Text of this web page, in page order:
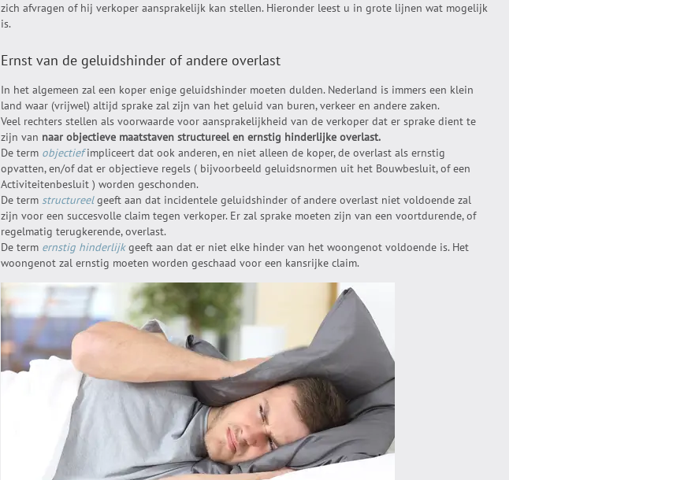
zich afvragen of hij verkoper aansprakelijk kan stellen. Hieronder leest u in grote lijnen wat mogelijk
is.
Ernst van de geluidshinder of andere overlast
In het algemeen zal een koper enige geluidshinder moeten dulden. Nederland is immers een klein
land waar (vrijwel) altijd sprake zal zijn van het geluid van buren, verkeer en andere zaken.
Veel rechters stellen als voorwaarde voor aansprakelijkheid van de verkoper dat er sprake dient te
zijn van naar objectieve maatstaven structureel en ernstig hinderlijke overlast.
De term objectiefimpliceert dat ook anderen, en niet alleen de koper, de overlast als ernstig
opvatten, en/of dat er objectieve regels ( bijvoorbeeld geluidsnormen uit het Bouwbesluit, of een
Activiteitenbesluit ) worden geschonden.
De term structureelgeeft aan dat incidentele geluidshinder of andere overlast niet voldoende zal
zijn voor een succesvolle claim tegen verkoper. Er zal sprake moeten zijn van een voortdurende, of
regelmatig terugkerende, overlast.
De term ernstig hinderlijkgeeft aan dat er niet elke hinder van het woongenot voldoende is. Het
woongenot zal ernstig moeten worden geschaad voor een kansrijke claim.